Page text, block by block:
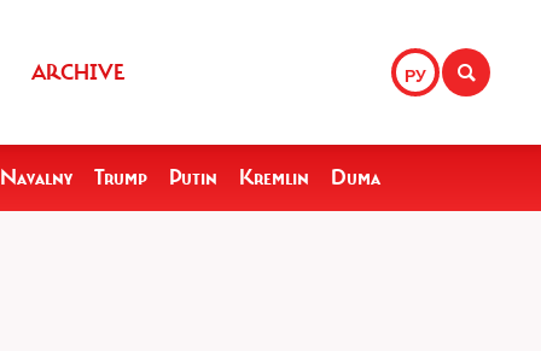
РУ
ARCHIVE
Navalny Trump Putin Kremlin Duma